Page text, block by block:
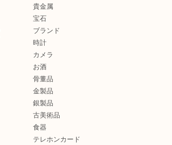
貴金属
宝石
ブランド
時計
カメラ
お酒
骨董品
金製品
銀製品
古美術品
食器
テレホンカード